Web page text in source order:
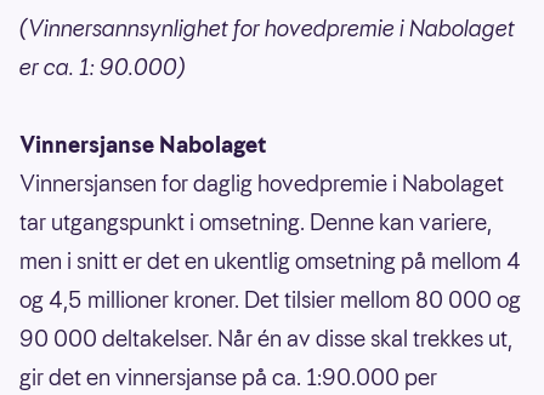
(Vinnersannsynlighet for hovedpremie i Nabolaget
er ca. 1: 90.000)
Vinnersjanse Nabolaget
Vinnersjansen for daglig hovedpremie i Nabolaget
tar utgangspunkt i omsetning. Denne kan variere,
men i snitt er det en ukentlig omsetning på mellom 4
og 4,5 millioner kroner. Det tilsier mellom 80 000 og
90 000 deltakelser. Når én av disse skal trekkes ut,
gir det en vinnersjanse på ca. 1:90.000 per